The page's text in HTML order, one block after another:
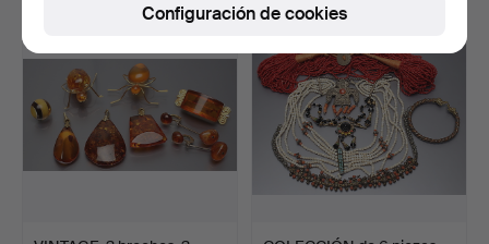
Configuración de cookies